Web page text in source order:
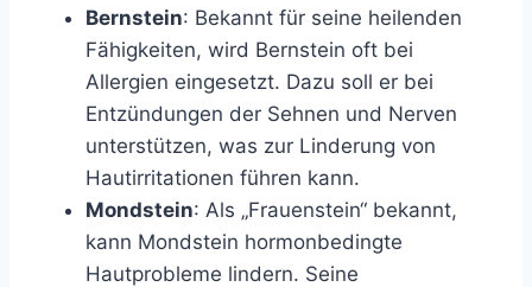
Bernstein: Bekannt für seine heilenden
Fähigkeiten, wird Bernstein oft bei
Allergien eingesetzt. Dazu soll er bei
Entzündungen der Sehnen und Nerven
unterstützen, was zur Linderung von
Hautirritationen führen kann.
Mondstein: Als „Frauenstein“ bekannt,
kann Mondstein hormonbedingte
Hautprobleme lindern. Seine